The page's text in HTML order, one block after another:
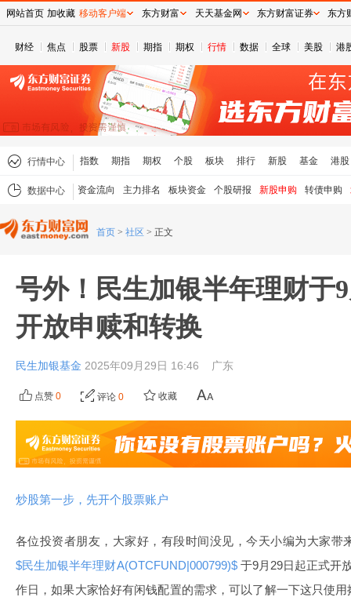
财经 焦点 股票 新股 期指 期权 行情 数据 全球 美股 港
行情中心 指数 期指 期权 个股 板块 排行 新股 基金 港股
数据中心 资金流向 主力排名 板块资金 个股研报 新股申购 转债申购
首页 > 社区 > 正文
号外！民生加银半年理财于
开放申赎和转换
民生加银基金 2025年09月29日 16:46 广东
点赞 0 评论 0 收藏
炒股第一步，先开个股票账户
各位投资者朋友，大家好，有段时间没见，今天小编为大家带
$民生加银半年理财A(OTCFUND|000799)$ 于9月29日起正式开
作日，如果大家恰好有闲钱配置的需求，可以了解一下这只使
网站首页 加收藏 移动客户端 东方财富 天天基金网 东方财富证券 东方